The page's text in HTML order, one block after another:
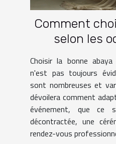
Comment
selon les
Choisir la bonne
n'est pas toujours
sont nombreuses et
dévoilera comment
événement, que ce
décontractée, une
rendez-vous